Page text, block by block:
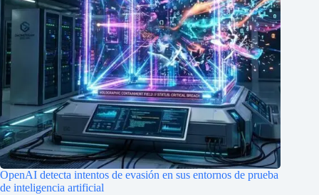
OpenAI detecta intentos de evasión en sus entornos de prueba
de inteligencia artificial